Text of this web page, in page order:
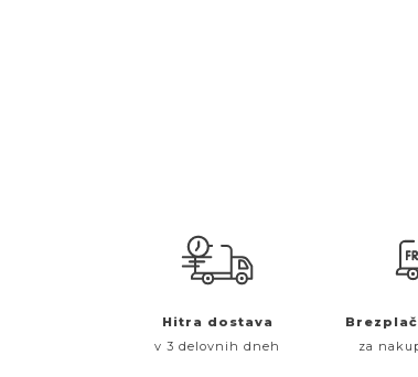
Hitra dostava
v 3 delovnih dneh
za